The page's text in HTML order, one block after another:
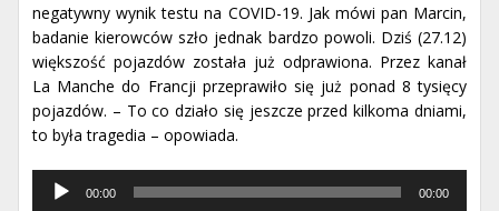
negatywny wynik testu na COVID-19. Jak mówi pan Marcin,
badanie kierowców szło jednak bardzo powoli. Dziś (27.12)
większość pojazdów została już odprawiona. Przez kanał
La Manche do Francji przeprawiło się już ponad 8 tysięcy
pojazdów. – To co działo się jeszcze przed kilkoma dniami,
to była tragedia – opowiada.
Odtwarzacz
muzyki
00:00 00:00